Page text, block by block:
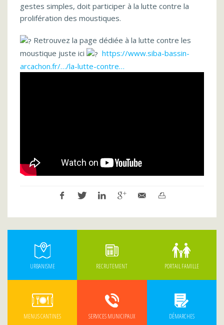
gestes simples, doit participer à la lutte contre la
prolifération des moustiques.
Retrouvez la page dédiée à la lutte contre les
moustique juste ici
https://www.siba-bassin-
arcachon.fr/…/la-lutte-contre…
URBANISME RECRUTEMENT PORTAIL FAMILLE
MENUS CANTINES SERVICES MUNICIPAUX DÉMARCHES